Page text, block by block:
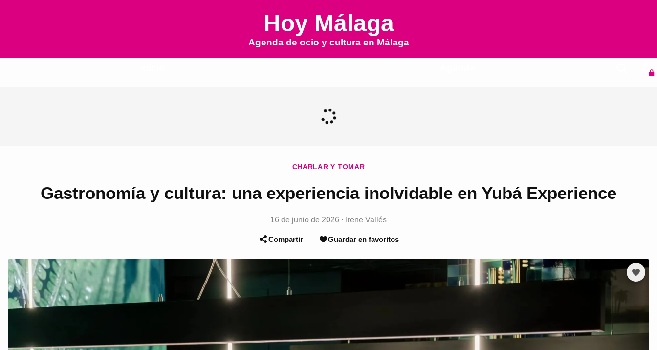
Hoy Málaga
Agenda de ocio y cultura en Málaga
CHARLAR Y TOMAR
Gastronomía y cultura: una experiencia inolvidable en Yubá Experience
16 de junio de 2026 · Irene Vallés
Compartir Guardar en favoritos